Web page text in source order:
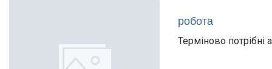
робота
Терміново